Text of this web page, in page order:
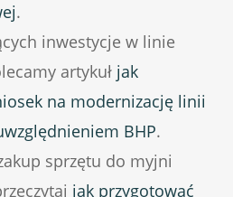
.
inwestycje w linie
artykuł jak
na modernizację linii
BHP.
sprzętu do myjni
jak przygotować